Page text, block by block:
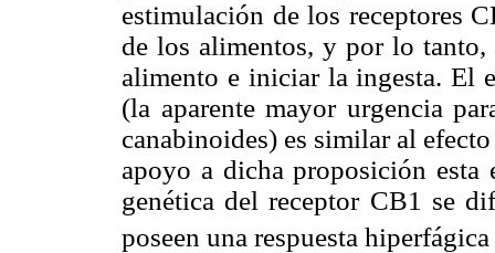
estimulación de los receptores
de los alimentos, y por lo tanto,
alimento e iniciar la ingesta. El
(la aparente mayor urgencia
canabinoides) es similar al
apoyo a dicha proposición
genética del receptor CB1 se
poseen una respuesta